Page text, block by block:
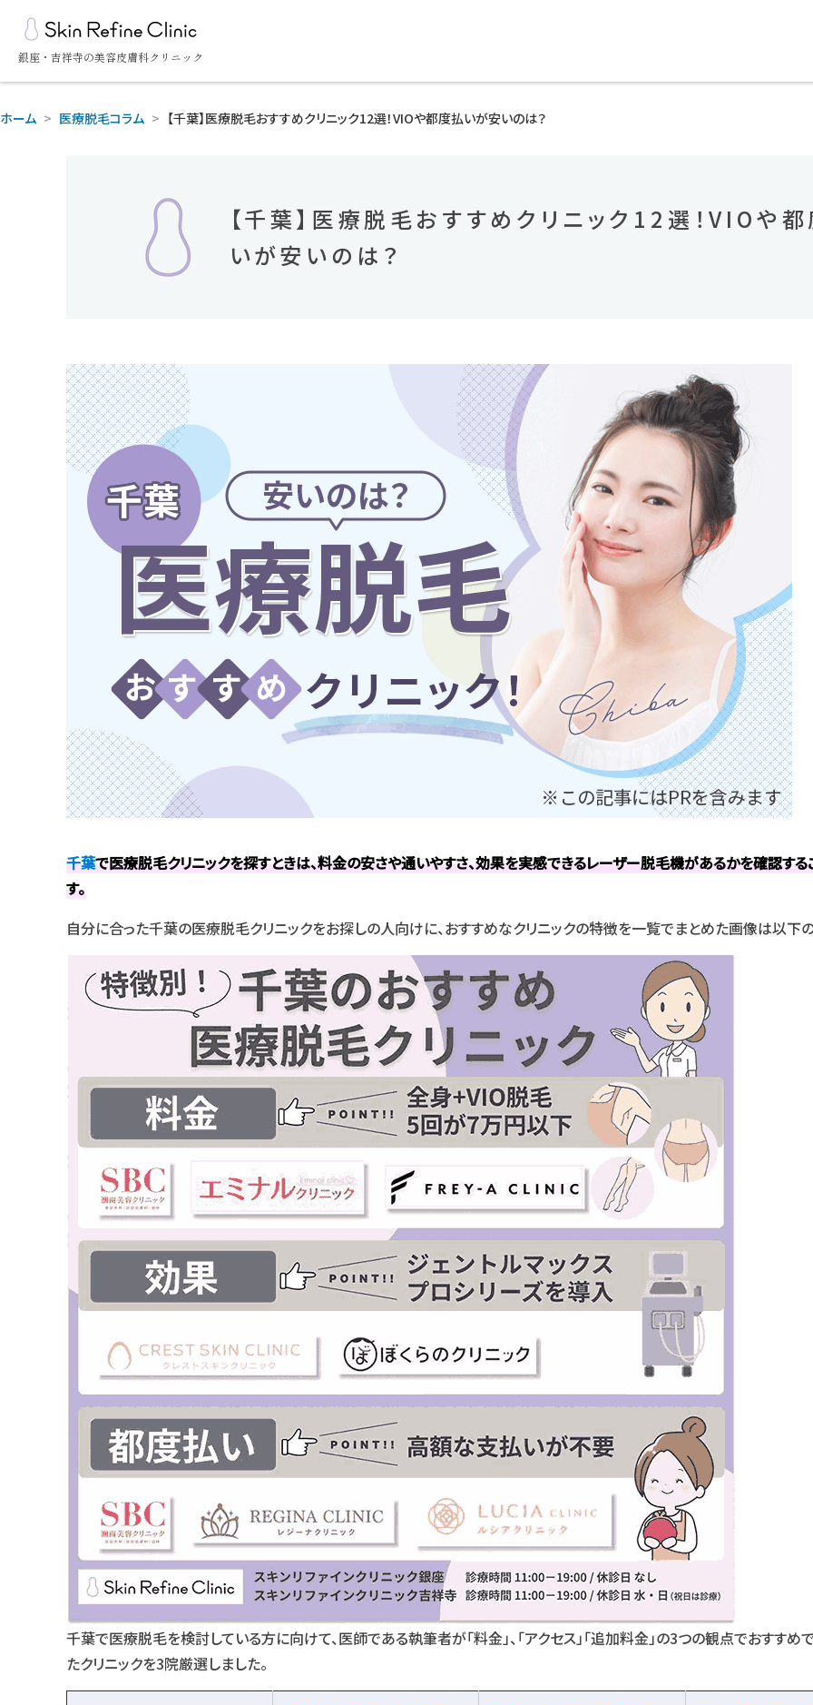
銀座・吉祥寺の美容皮膚科クリニック
ホーム > 医療脱毛コラム > 【千葉】医療脱毛おすすめクリニック12選！VIOや都度払いが安いのは？
【千葉】医療脱毛おすすめクリニック12選！VIOや
いが安いのは？
千葉で医療脱毛クリニックを探すときは、料金の安さや通いやすさ、効果を実感できるレーザー脱毛機があるかを確認す
す。
自分に合った千葉の医療脱毛クリニックをお探しの人向けに、おすすめなクリニックの特徴を一覧でまとめた画像は以下の
千葉で医療脱毛を検討している方に向けて、医師である執筆者が「料金」、「アクセス」「追加料金」の3つの観点でおすすめ
たクリニックを3院厳選しました。